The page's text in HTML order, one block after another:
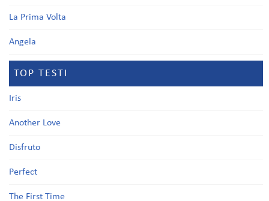
La Prima Volta
Angela
TOP TESTI
Iris
Another Love
Disfruto
Perfect
The First Time